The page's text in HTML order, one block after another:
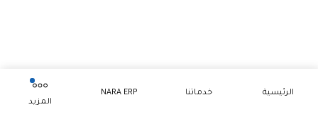
الرئيسية خدماتنا
NARA ERP
المزيد